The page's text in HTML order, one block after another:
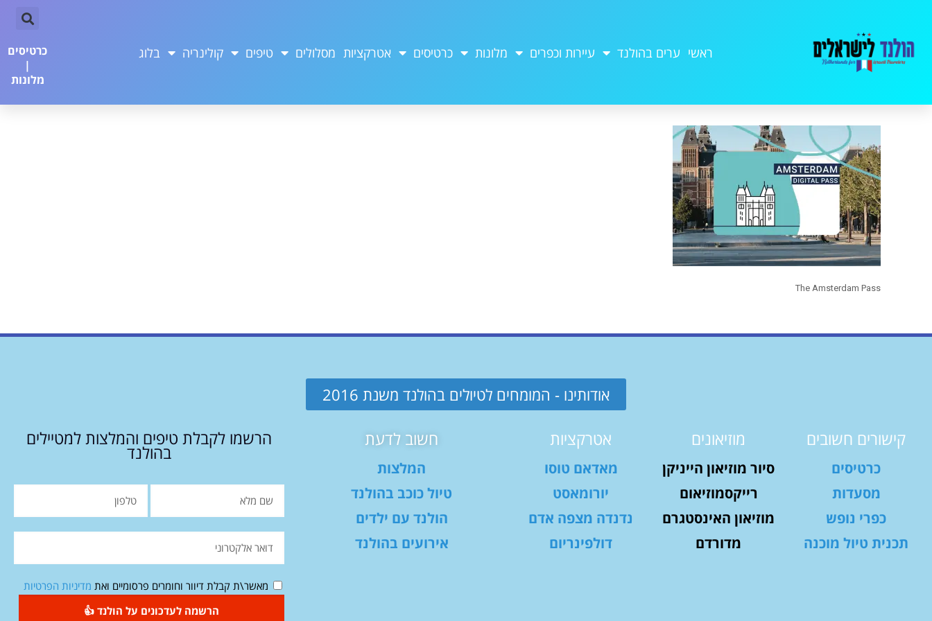
ראשי ערים בהולנד עיירות וכפרים מלונות כרטיסים אטרקציות מסלולים טיפים קולינריה בלוג
כרטיסים
|
מלונות
The Amsterdam Pass
אודותינו - המומחים לטיולים בהולנד משנת 2016
קישורים חשובים
כרטיסים
מסעדות
כפרי נופש
תכנית טיול מוכנה
מוזיאונים
סיור מוזיאון הייניקן
רייקסמוזיאום
מוזיאון האינסטגרם
מדורדם
אטרקציות
מאדאם טוסו
יורומאסט
נדנדה מצפה אדם
דולפינריום
חשוב לדעת
המלצות
טיול כוכב בהולנד
הולנד עם ילדים
אירועים בהולנד
הרשמו לקבלת טיפים והמלצות למטיילים
בהולנד
מאשר\ת קבלת דיוור וחומרים פרסומיים ואת מדיניות הפרטיות
הרשמה לעדכונים על הולנד 👍